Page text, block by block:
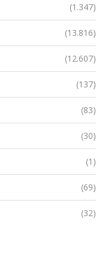
(1.347)
(13.816)
(12.607)
(137)
(83)
(30)
(1)
(69)
(32)